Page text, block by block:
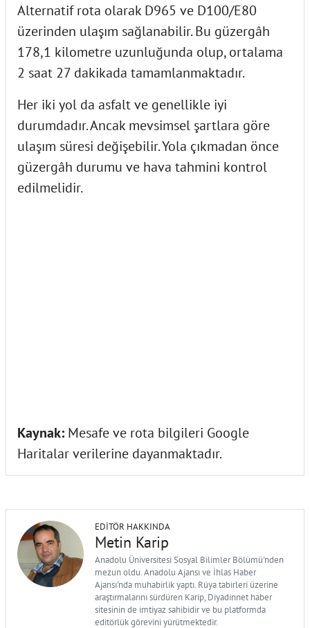
Alternatif rota olarak D965 ve D100/E80
üzerinden ulaşım sağlanabilir. Bu güzergâh
178,1 kilometre uzunluğunda olup, ortalama
2 saat 27 dakikada tamamlanmaktadır.
Her iki yol da asfalt ve genellikle iyi
durumdadır. Ancak mevsimsel şartlara göre
ulaşım süresi değişebilir. Yola çıkmadan önce
güzergâh durumu ve hava tahmini kontrol
edilmelidir.
Kaynak: Mesafe ve rota bilgileri Google
Haritalar verilerine dayanmaktadır.
EDITÖR HAKKINDA
Metin Karip
Anadolu Üniversitesi Sosyal Bilimler Bölümü'nden
mezun oldu. Anadolu Ajansı ve İhlas Haber
Ajansı'nda muhabirlik yaptı. Rüya tabirleri üzerine
araştırmalarını sürdüren Karip, Diyadinnet haber
sitesinin de imtiyaz sahibidir ve bu platformda
editörlük görevini yürütmektedir.